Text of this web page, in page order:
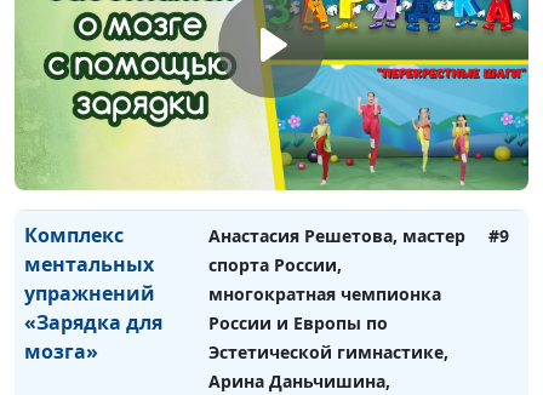
Комплекс
ментальных
упражнений «1
сентября»
Анастасия Решетова, мастер
спорта России, многократная
чемпионка России и Европы
по Эстетической гимнастике,
Арина Даньчишина,
Анастасия Лаврентьева,
Ольга Крицкая
#10
Комплекс
ментальных
упражнений
«Зарядка для
мозга»
Анастасия Решетова, мастер
спорта России,
многократная чемпионка
России и Европы по
Эстетической гимнастике,
Арина Даньчишина,
#9